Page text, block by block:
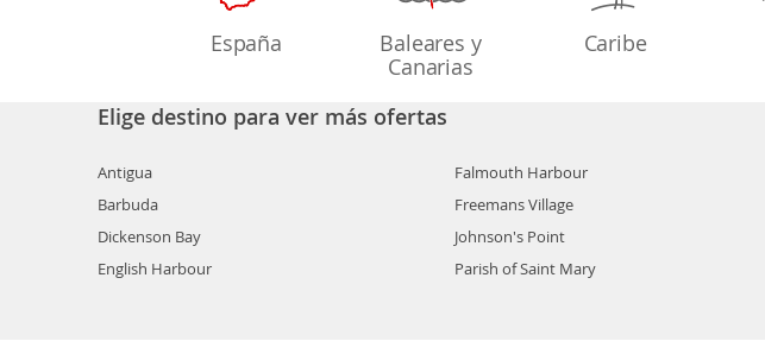
España
Baleares y
Canarias
Caribe
Elige destino para ver más ofertas
Antigua
Barbuda
Dickenson Bay
English Harbour
Falmouth Harbour
Freemans Village
Johnson's Point
Parish of Saint Mary